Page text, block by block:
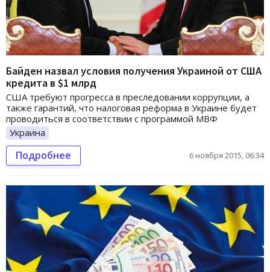
Байден назвал условия получения Украиной от США
кредита в $1 млрд
США требуют прогресса в преследовании коррупции, а
также гарантий, что налоговая реформа в Украине будет
проводиться в соответствии с программой МВФ
Украина
Подробнее 6 ноября 2015, 06:34